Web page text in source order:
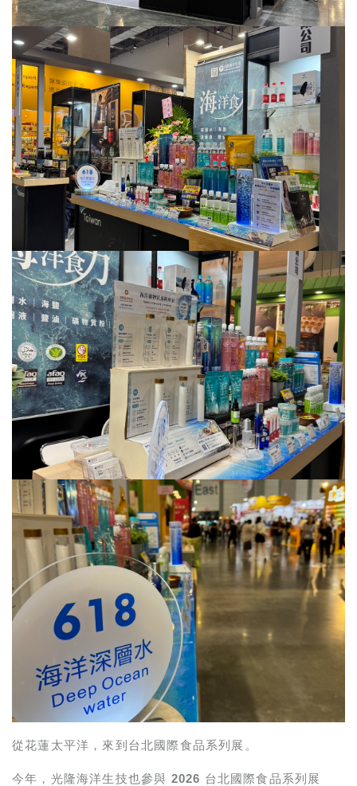
從花蓮太平洋，來到台北國際食品系列展。
今年，光隆海洋生技也參與 2026 台北國際食品系列展